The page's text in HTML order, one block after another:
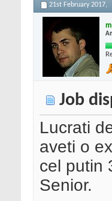
21st February 2017,
Job
Lucrati
aveti o
cel putin
Senior.